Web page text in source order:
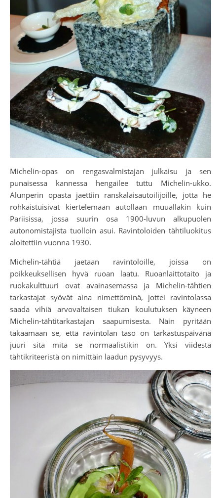
Michelin-opas on rengasvalmistajan julkaisu ja sen
punaisessa kannessa hengailee tuttu Michelin-ukko.
Alunperin opasta jaettiin ranskalaisautoilijoille, jotta he
rohkaistuisivat kiertelemään autollaan muuallakin kuin
Pariisissa, jossa suurin osa 1900-luvun alkupuolen
autonomistajista tuolloin asui. Ravintoloiden tähtiluokitus
aloitettiin vuonna 1930.
Michelin-tähtiä jaetaan ravintoloille, joissa on
poikkeuksellisen hyvä ruoan laatu. Ruoanlaittotaito ja
ruokakulttuuri ovat avainasemassa ja Michelin-tähtien
tarkastajat syövät aina nimettöminä, jottei ravintolassa
saada vihiä arvovaltaisen tiukan koulutuksen käyneen
Michelin-tähtitarkastajan saapumisesta. Näin pyritään
takaamaan se, että ravintolan taso on tarkastuspäivänä
juuri sitä mitä se normaalistikin on. Yksi viidestä
tähtikriteeristä on nimittäin laadun pysyvyys.